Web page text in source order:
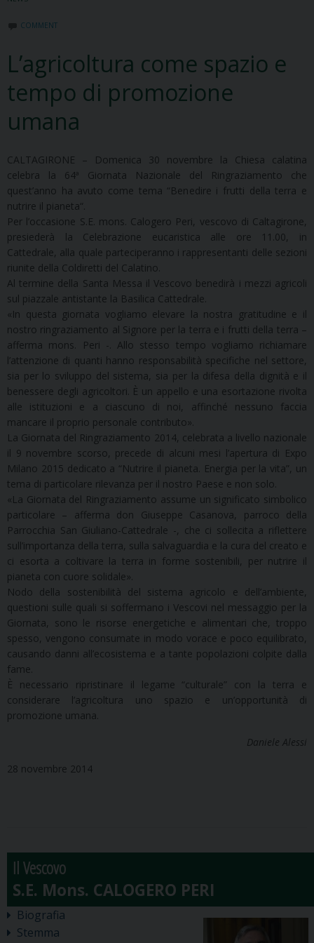
COMMENT
L’agricoltura come spazio e
tempo di promozione
umana
CALTAGIRONE – Domenica 30 novembre la Chiesa calatina
celebra la 64ª Giornata Nazionale del Ringraziamento che
quest’anno ha avuto come tema “Benedire i frutti della terra e
nutrire il pianeta“.
Per l’occasione S.E. mons. Calogero Peri, vescovo di Caltagirone,
presiederà la Celebrazione eucaristica alle ore 11.00, in
Cattedrale, alla quale parteciperanno i rappresentanti delle sezioni
riunite della Coldiretti del Calatino.
Al termine della Santa Messa il Vescovo benedirà i mezzi agricoli
sul piazzale antistante la Basilica Cattedrale.
«In questa giornata vogliamo elevare la nostra gratitudine e il
nostro ringraziamento al Signore per la terra e i frutti della terra –
afferma mons. Peri -. Allo stesso tempo vogliamo richiamare
l’attenzione di quanti hanno responsabilità specifiche nel settore,
sia per lo sviluppo del sistema, sia per la difesa della dignità e il
benessere degli agricoltori. È un appello e una esortazione rivolta
alle istituzioni e a ciascuno di noi, affinché nessuno faccia
mancare il proprio personale contributo».
La Giornata del Ringraziamento 2014, celebrata a livello nazionale
il 9 novembre scorso, precede di alcuni mesi l’apertura di Expo
Milano 2015 dedicato a “Nutrire il pianeta. Energia per la vita”, un
tema di particolare rilevanza per il nostro Paese e non solo.
«La Giornata del Ringraziamento assume un significato simbolico
particolare – afferma don Giuseppe Casanova, parroco della
Parrocchia San Giuliano-Cattedrale -, che ci sollecita a riflettere
sull’importanza della terra, sulla salvaguardia e la cura del creato e
ci esorta a coltivare la terra in forme sostenibili, per nutrire il
pianeta con cuore solidale».
Nodo della sostenibilità del sistema agricolo e dell’ambiente,
questioni sulle quali si soffermano i Vescovi nel messaggio per la
Giornata, sono le risorse energetiche e alimentari che, troppo
spesso, vengono consumate in modo vorace e poco equilibrato,
causando danni all’ecosistema e a tante popolazioni colpite dalla
fame.
È necessario ripristinare il legame “culturale” con la terra e
considerare l’agricoltura uno spazio e un’opportunità di
promozione umana.
Daniele Alessi
28 novembre 2014
Il Vescovo
Biografia
Stemma